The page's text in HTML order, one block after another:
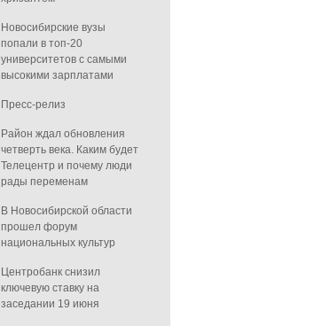
Новосибирские вузы
попали в топ-20
университетов с самыми
высокими зарплатами
Пресс-релиз
Район ждал обновления
четверть века. Каким будет
Телецентр и почему люди
рады переменам
В Новосибирской области
прошел форум
национальных культур
Центробанк снизил
ключевую ставку на
заседании 19 июня